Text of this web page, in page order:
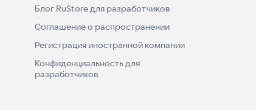
Блог RuStore для разработчиков
Соглашение о распространении
Регистрация иностранной компании
Конфиденциальность для
разработчиков